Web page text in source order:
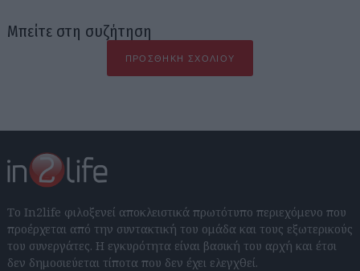
Μπείτε στη συζήτηση
ΠΡΟΣΘΉΚΗ ΣΧΟΛΊΟΥ
Το In2life φιλοξενεί αποκλειστικά πρωτότυπο περιεχόμενο που
προέρχεται από την συντακτική του ομάδα και τους εξωτερικούς
του συνεργάτες. Η εγκυρότητα είναι βασική του αρχή και έτσι
δεν δημοσιεύεται τίποτα που δεν έχει ελεγχθεί.